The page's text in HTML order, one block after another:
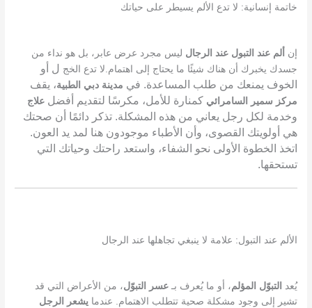
خاتمة إنسانية: لا تدع الألم يسيطر على حياتك
إن ألم عند التبول عند الرجال ليس مجرد عرض عابر، بل هو نداء من
جسدك يخبرك أن هناك شيئًا ما يحتاج إلى اهتمام.لا تدع الخج ل أو
الخوف يمنعك من طلب المساعدة. في مدينة دبي الطبية، يقف
مركز سمير السامرائي كمنارة للأمل، مكرسًا لتقديم أفضلعلاج
وخدمة لكل رجل يعاني من هذه المشكلة. تذكر دائمًا أن صحتك
هي أولويتك القصوى، وأن الأطباء موجودون هنا لمد يد العون.
اتخذ الخطوة الأولى نحو الشفاء، واستعد راحتك وحياتك التي
تستحقها.
الألم عند التبول: علامة لا ينبغي تجاهلها عند الرجال
يُعد التبوّل المؤلم، أو ما يُعرف بـعسر التبوّل، من الأعراض التي قد
تشير إلى وجود مشكلة صحية تتطلب الاهتمام. عندمايشعر
الرجل